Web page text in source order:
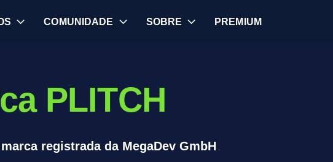
COMUNIDADE SOBRE PREMIUM
PLITCH
registrada da MegaDev GmbH